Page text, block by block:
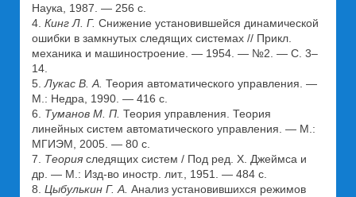
Наука, 1987. — 256 с.
4. Кинг Л. Г. Снижение установившейся динамической
ошибки в замкнутых следящих системах // Прикл.
механика и машиностроение. — 1954. — №2. — С. 3–
14.
5. Лукас В. А. Теория автоматического управления. —
М.: Недра, 1990. — 416 с.
6. Туманов М. П. Теория управления. Теория
линейных систем автоматического управления. — М.:
МГИЭМ, 2005. — 80 с.
7. Теория следящих систем / Под ред. Х. Джеймса и
др. — М.: Изд-во иностр. лит., 1951. — 484 с.
8. Цыбулькин Г. А. Анализ установившихся режимов